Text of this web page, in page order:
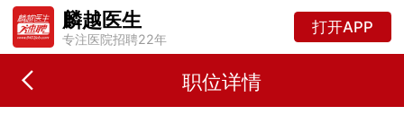
麟越医生
专注医院招聘22年
打开APP
职位详情